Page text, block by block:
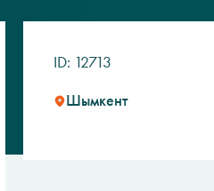
ID: 12713
Шымкент